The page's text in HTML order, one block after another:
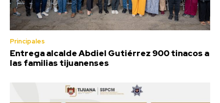
Principales
Entrega alcalde Abdiel Gutiérrez 900 tinacos a
las familias tijuanenses